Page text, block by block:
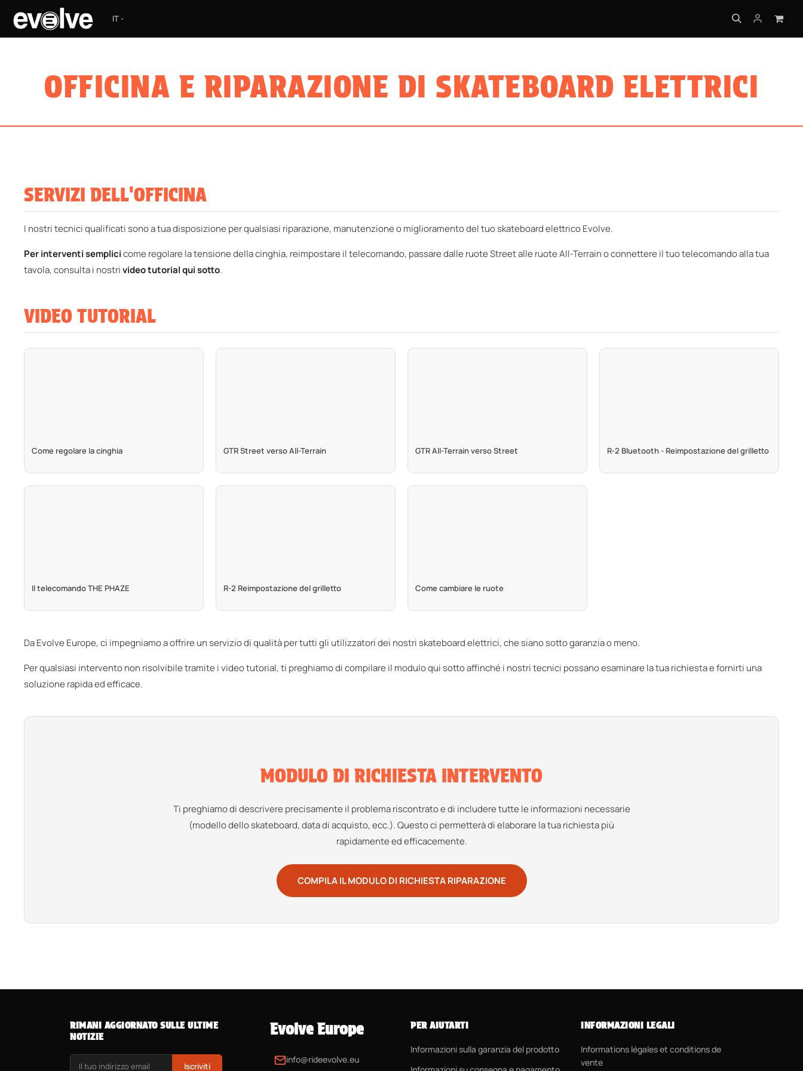
Passa al contenuto
OFFICINA E RIPARAZIONE DI SKATEBOARD ELETTRICI
SERVIZI DELL'OFFICINA
I nostri tecnici qualificati sono a tua disposizione per qualsiasi riparazione, manutenzione o miglioramento del tuo skateboard elettrico Evolve.
Per interventi semplicicome regolare la tensione della cinghia, reimpostare il telecomando, passare dalle ruote Street alle ruote All-Terrain o connettere il tuo telecomando alla tua
tavola, consulta i nostrivideo tutorial qui sotto.
VIDEO TUTORIAL
Come regolare la cinghia GTR Street verso All-Terrain GTR All-Terrain verso Street R-2 Bluetooth - Reimpostazione del grilletto
Il telecomando THE PHAZE R-2 Reimpostazione del grilletto Come cambiare le ruote
Da Evolve Europe, ci impegniamo a offrire un servizio di qualità per tutti gli utilizzatori dei nostri skateboard elettrici, che siano sotto garanzia o meno.
Per qualsiasi intervento non risolvibile tramite i video tutorial, ti preghiamo di compilare il modulo qui sotto affinché i nostri tecnici possano esaminare la tua richiesta e fornirti una
soluzione rapida ed efficace.
MODULO DI RICHIESTA INTERVENTO
Ti preghiamo di descrivere precisamente il problema riscontrato e di includere tutte le informazioni necessarie
(modello dello skateboard, data di acquisto, ecc.). Questo ci permetterà di elaborare la tua richiesta più
rapidamente ed efficacemente.
COMPILA IL MODULO DI RICHIESTA RIPARAZIONE
RIMANI AGGIORNATO SULLE ULTIME
NOTIZIE
Iscriviti
Evolve Europe
info@rideevolve.eu
PER AIUTARTI
Informazioni sulla garanzia del prodotto
INFORMAZIONI LEGALI
Informations légales et conditions de
vente